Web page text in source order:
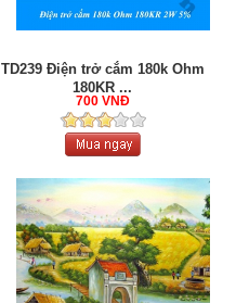
TD239 Điện trở cắm 180k Ohm
180KR ...
700 VNĐ